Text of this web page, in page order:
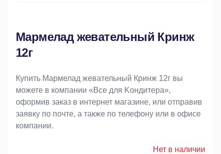
Мармелад жевательный Кринж
12г
Купить Мармелад жевательный Кринж 12г вы
можете в компании «Bce для Koндитeрa»,
оформив заказ в интернет магазине, или отправив
заявку по почте, а также по телефону или в офисе
компании.
Нет в наличии